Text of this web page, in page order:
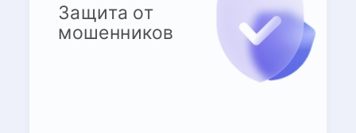
Защита от
мошенников